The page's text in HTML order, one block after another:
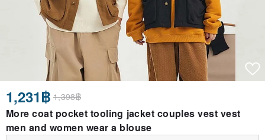
1,231฿ 1,398฿
More coat pocket tooling jacket couples vest vest
men and women wear a blouse